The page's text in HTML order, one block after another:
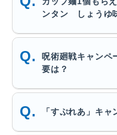
ンタン しょうゆ
呪術廻戦キャンペ
要は？
「すぷれあ」キ